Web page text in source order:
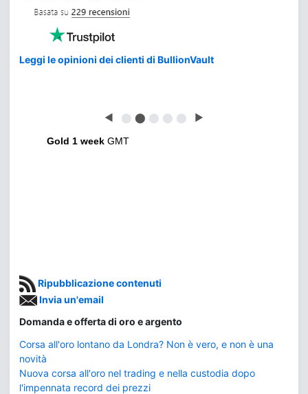
Leggi le opinioni dei clienti di BullionVault
◀ ⬤ ⬤ ⬤ ⬤ ⬤ ▶
Gold 1 week GMT
Ripubblicazione contenuti
Invia un'email
Domanda e offerta di oro e argento
Corsa all'oro lontano da Londra? Non è vero, e non è una
novità
Nuova corsa all'oro nel trading e nella custodia dopo
l'impennata record dei prezzi